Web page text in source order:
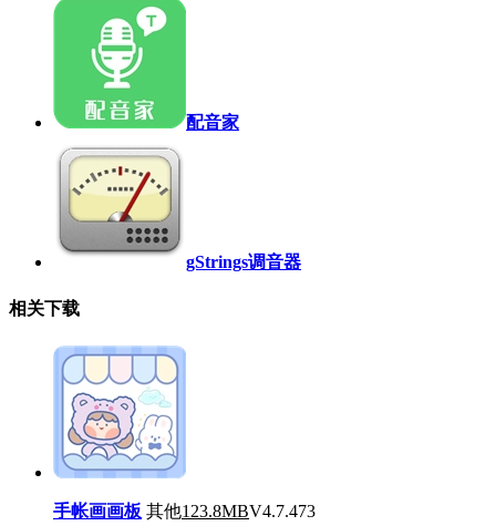
配音家
gStrings调音器
相关下载
手帐画画板 其他123.8MBV4.7.473